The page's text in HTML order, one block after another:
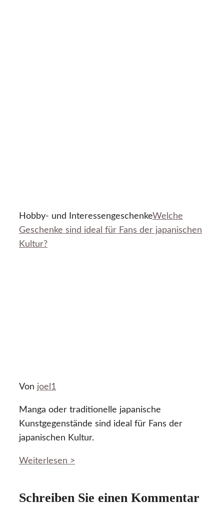
Hobby- und InteressengeschenkeWelche
Geschenke sind ideal für Fans der japanischen
Kultur?
Von joel1
Manga oder traditionelle japanische
Kunstgegenstände sind ideal für Fans der
japanischen Kultur.
Weiterlesen >
Schreiben Sie einen Kommentar